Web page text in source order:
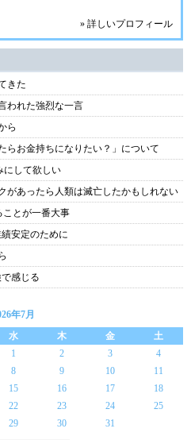
» 詳しいプロフィール
きた
われた強烈な一言
ら
らお金持ちになりたい？」について
にして欲しい
があったら人類は滅亡したかもしれない
とが一番大事
安定のために
感じる
年7月
水 木 金
土
1
2 3
4
8 9 10
11
15 16 17
18
22 23 24
25
29 30 31